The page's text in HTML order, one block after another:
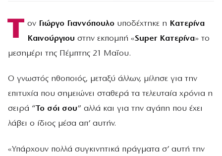
Τ ον Γιώργο Γιαννόπουλουποδέχτηκε η Κατερίνα
Καινούργιου στην εκπομπή «Super Κατερίνα» το
μεσημέρι της Πέμπτης 21 Μαΐου.
Ο γνωστός ηθοποιός, μεταξύ άλλων, μίλησε για την
επιτυχία που σημειώνει σταθερά τα τελευταία χρόνια η
σειρά “Το σόι σου” αλλά και για την αγάπη που έχει
λάβει ο ίδιος μέσα απ’ αυτήν.
«Υπάρχουν πολλά συγκινητικά πράγματα σ’ αυτή την